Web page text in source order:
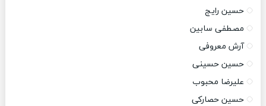
حسین رایج
مصطفی سابین
آرش معروفی
حسین حسینی
علیرضا محبوب
حسین حصارکی